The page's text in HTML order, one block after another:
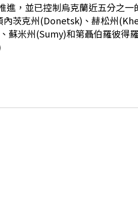
進，並已控制烏克蘭近五分之
茨克州(Donetsk)、赫松州
蘇米州(Sumy)和第聶伯羅彼